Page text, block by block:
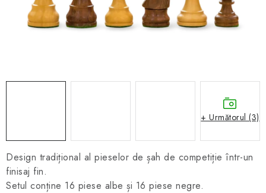
MERCH ȘAH
Design tradițional al pieselor de șah de competiție într-un
finisaj fin.
Setul conține 16 piese albe și 16 piese negre.
+ Următorul (3)